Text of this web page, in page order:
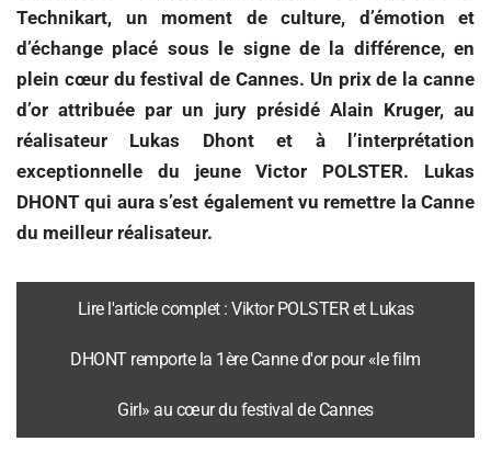
Technikart, un moment de culture, d’émotion et
d’échange placé sous le signe de la différence, en
plein cœur du festival de Cannes. Un prix de la canne
d’or attribuée par un jury présidé Alain Kruger, au
réalisateur Lukas Dhont et à l’interprétation
exceptionnelle du jeune Victor POLSTER. Lukas
DHONT qui aura s’est également vu remettre la Canne
du meilleur réalisateur.
Lire l'article complet : Viktor POLSTER et Lukas
DHONT remporte la 1ère Canne d'or pour «le film
Girl» au cœur du festival de Cannes